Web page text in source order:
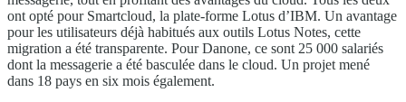
ont opté pour Smartcloud, la plate-forme Lotus d’IBM. Un avantage
pour les utilisateurs déjà habitués aux outils Lotus Notes, cette
migration a été transparente. Pour Danone, ce sont 25 000 salariés
dont la messagerie a été basculée dans le cloud. Un projet mené
dans 18 pays en six mois également.